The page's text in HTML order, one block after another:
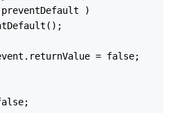
)
= false;